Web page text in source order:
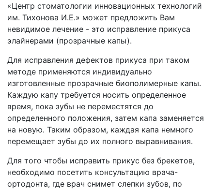
«Центр стоматологии инновационных технологий
им. Тихонова И.Е.» может предложить Вам
невидимое лечение - это исправление прикуса
элайнерами (прозрачные капы).
Для исправления дефектов прикуса при таком
методе применяются индивидуально
изготовленные прозрачные биополимерные капы.
Каждую капу требуется носить определенное
время, пока зубы не переместятся до
определенного положения, затем капа заменяется
на новую. Таким образом, каждая капа немного
перемещает зубы до их полного выравнивания.
Для того чтобы исправить прикус без брекетов,
необходимо посетить консультацию врача-
ортодонта, где врач снимет слепки зубов, по